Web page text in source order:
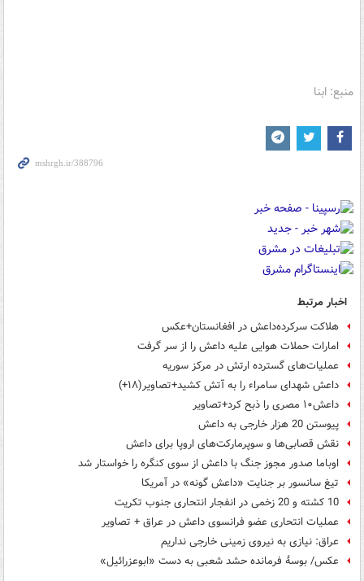
منبع: ابنا
اخبار مرتبط
هلاکت سرکرده‌داعش در افغانستان+عکس
امارات حملات هوایی علیه داعش را از سر گرفت
عملیات‌های گسترده ارتش در مرکز سوریه
داعش شهدای سامراء را به آتش کشید+تصاویر(۱۸+)
داعش۱۰ مصری را ذبح کرد+تصاویر
پیوستن 20 هزار خارجی به داعش
نقش قصابی‌ها و سوپرمارکت‌های اروپا برای داعش
اوباما صدور مجوز جنگ با داعش از سوی کنگره را خواستار شد
تیغ سانسور بر جنایت «داعش گونه» در آمریکا
10 کشته و 20 زخمی در انفجار انتحاری جنوب تکریت
عملیات انتحاری عضو فرانسوی داعش در عراق + تصاویر
عراق: نیازی به نیروی زمینی خارجی نداریم
عکس/ بوسۀ فرمانده حشد شعبی به دست «ابوعزرائیل»